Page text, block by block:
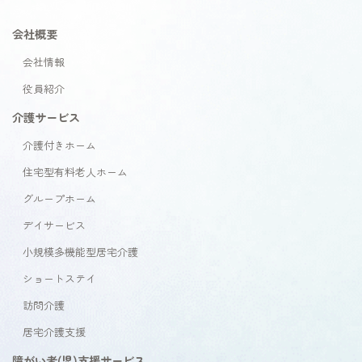
会社概要
会社情報
役員紹介
介護サービス
介護付きホーム
住宅型有料老人ホーム
グループホーム
デイサービス
小規模多機能型居宅介護
ショートステイ
訪問介護
居宅介護支援